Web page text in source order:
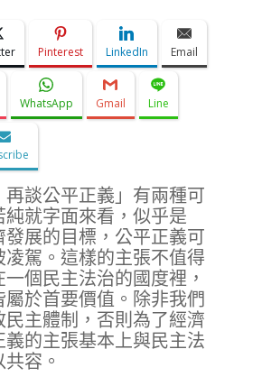
Pinterest LinkedIn Email
WhatsApp Gmail Line
再談公平正義」有兩種可
就字面來看，似乎是
展的目標，公平正義可
駕。這樣的主張不值得
個民主法治的國度裡，
於首要價值。除非我們
主體制，否則為了經濟
的主張基本上與民主法
容。